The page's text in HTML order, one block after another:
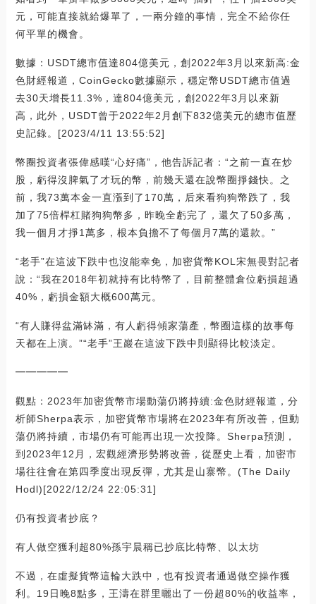
元，可能直接就給爆單了，一兩分鐘的事情，完全不給你任
何平單的機會。
數據：USDT總市值達804億美元，創2022年3月以來新高:金
色財經報道，CoinGecko數據顯示，穩定幣USDT總市值過
去30天增長11.3%，達804億美元，創2022年3月以來新
高，此外，USDT曾于2022年2月創下832億美元的總市值歷
史記錄。[2023/4/11 13:55:52]
幣圈投資者張偉感嘆“心好痛”，他告訴記者：“之前一直在炒
股，虧得沒脾氣了才玩的幣，前幾天還在說幣圈掙錢快。之
前，我73萬本金一直漲到了170萬，后來看狗狗幣跌了，我
加了75倍桿杠賭狗狗幣多，昨晚全虧完了，還欠了50多萬，
我一個月才掙1萬多，根本負擔不了每個月7萬的還款。”
“老手”在這波下跌中也沒能幸免，加密貨幣KOL宋無畏對記者
說：“我在2018年初就持有比特幣了，目前整體倉位虧損超過
40%，虧損金額大概600萬元。
“有人賺得盆滿缽滿，有人虧得傾家蕩產，幣圈這樣的故事每
天都在上演。”“老手”王巖在這波下跌中則顯得比較淡定。
━━━━━
觀點：2023年加密貨幣市場動蕩仍將持續:金色財經報道，分
析師Sherpa表示，加密貨幣市場將在2023年有所改善，但動
蕩仍將持續，市場仍有可能再出現一次投降。Sherpa預測，
到2023年12月，宏觀經濟形勢將改善，從歷史上看，加密市
場往往會在第四季度出現反彈，尤其是山寨幣。(The Daily
Hodl)[2022/12/24 22:05:31]
仍有投資者抄底？
有人做空獲利超80%孫宇晨稱已抄底比特幣、以太坊
不過，在虛擬貨幣這輪大跌中，也有投資者通過做空操作獲
利。19日晚8點多，王濤在群里曬出了一份超80%的收益率，